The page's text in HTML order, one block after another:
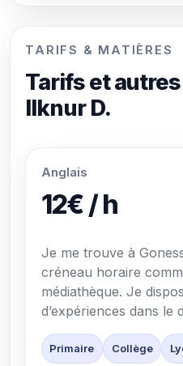
TARIFS & MATIÈRES
Tarifs et
Ilknur D.
Anglais
12€ / h
Je me trouve à
créneau horaire
médiathèque. Je
d’expériences dans le
Primaire Collège